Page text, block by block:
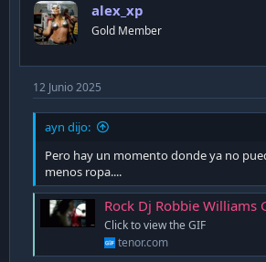
o
n
s
alex_xp
Gold Member
12 Junio 2025
ayn dijo:
Pero hay un momento donde ya no
menos ropa....
Rock Dj Robbie Williams GIF - Rock Dj Robbie Williams
Click to view the GIF
tenor.com